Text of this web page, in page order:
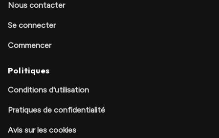
Nous contacter
Se connecter
Commencer
Politiques
Conditions d'utilisation
Pratiques de confidentialité
Avis sur les cookies